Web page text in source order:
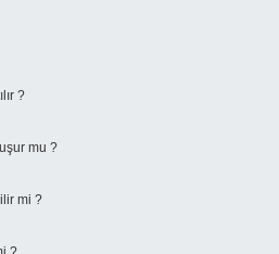
?
mu ?
mi ?